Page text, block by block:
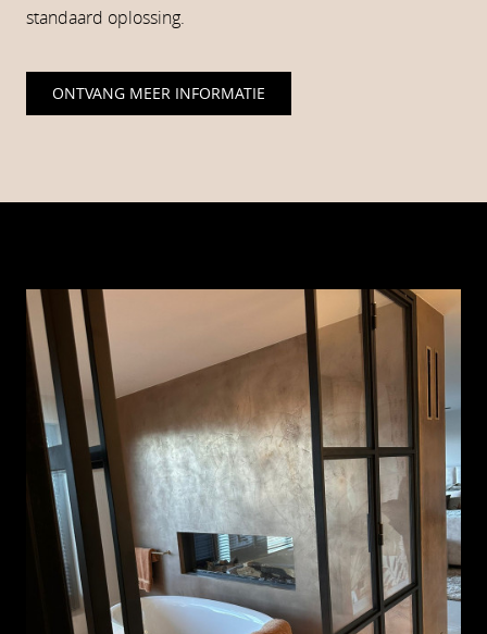
standaard oplossing.
ONTVANG MEER INFORMATIE